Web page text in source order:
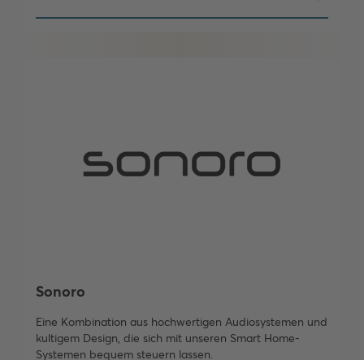
Sonoro
Eine Kombination aus hochwertigen Audiosystemen und
kultigem Design, die sich mit unseren Smart Home-
Systemen bequem steuern lassen.